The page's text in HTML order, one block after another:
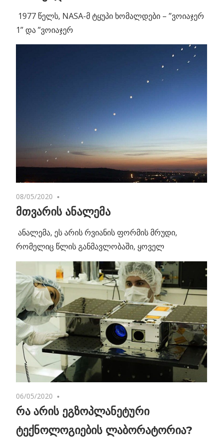
1977 წელს, NASA-მ ტყუპი ხომალდები – ”ვოიაჯერ
1” და ”ვოიაჯერ
08/05/2020
მთვარის ანალემა
ანალემა, ეს არის რვიანის ფორმის მრუდი,
რომელიც წლის განმავლობაში, ყოველ
06/05/2020
რა არის ეგზოპლანეტური
ტექნოლოგიების ლაბორატორია?